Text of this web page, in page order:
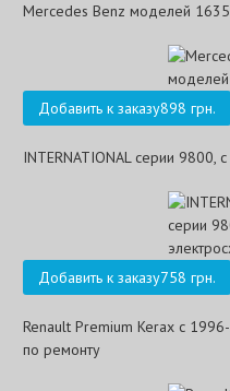
Mercedes Benz моделей
Добавить к заказу898 грн.
INTERNATIONAL серии 9800,
Добавить к заказу758 грн.
Renault Premium Kerax с
по ремонту